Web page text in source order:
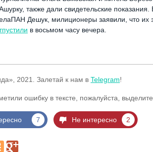
также дали свидетельские
Дешук, милиционеры заявили, что их
в восьмом часу вечера.
2021. Залетай к нам в Telegram!
ошибку в тексте, пожалуйста,
7 Не интересно 2